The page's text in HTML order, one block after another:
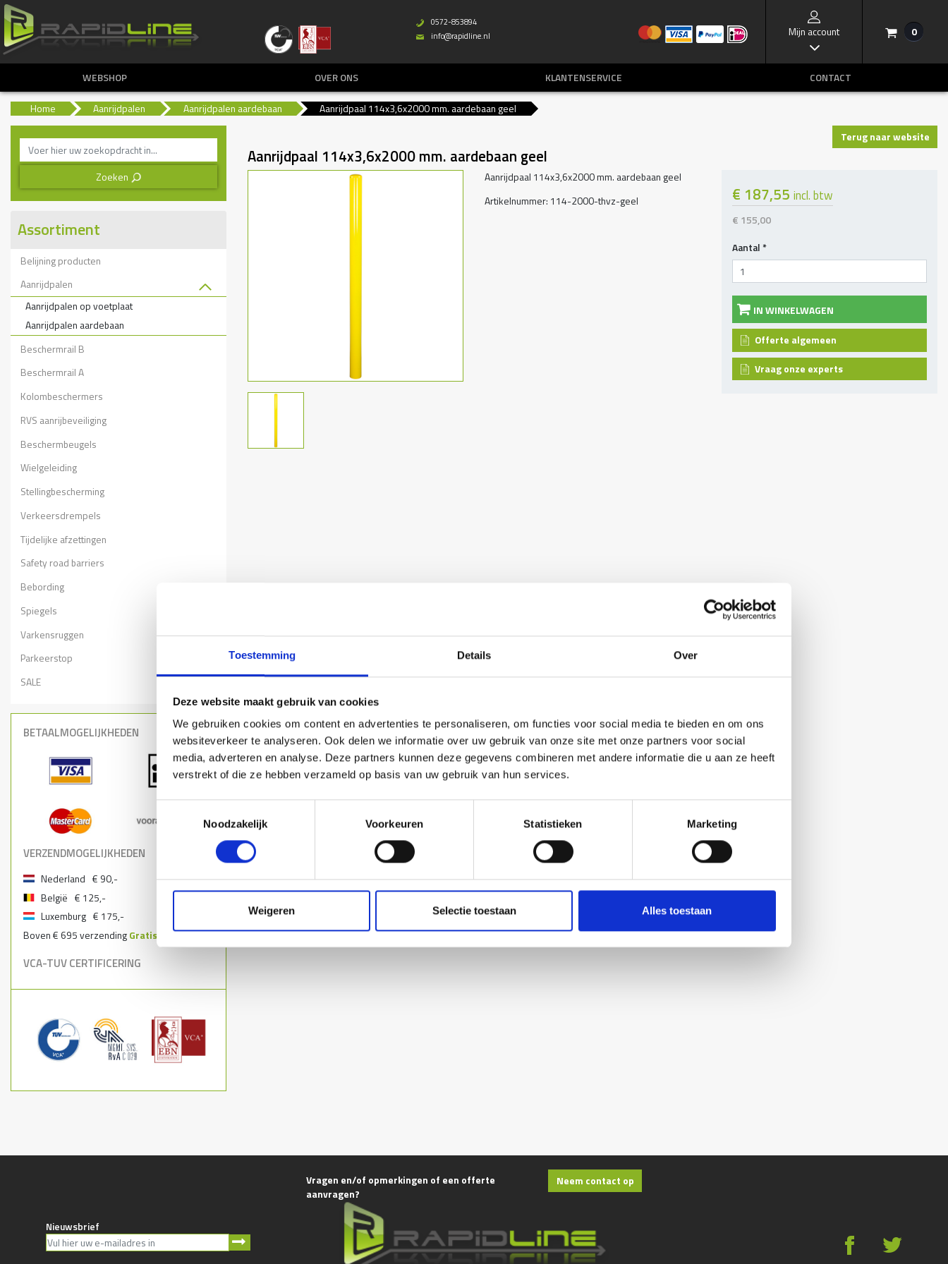
Toestemming Details Over
Deze website maakt gebruik van cookies
We gebruiken cookies om content en advertenties te personaliseren, om functies voor social media te bieden en om ons
websiteverkeer te analyseren. Ook delen we informatie over uw gebruik van onze site met onze partners voor social
media, adverteren en analyse. Deze partners kunnen deze gegevens combineren met andere informatie die u aan ze heeft
verstrekt of die ze hebben verzameld op basis van uw gebruik van hun services.
Noodzakelijk
Voorkeuren Statistieken Marketing
Weigeren Selectie toestaan Alles toestaan
b 0572-853894
% info@rapidline.nl Mijn account
I
/ 0
WEBSHOP OVER ONS KLANTENSERVICE CONTACT
Home Aanrijdpalen Aanrijdpalen aardebaan Aanrijdpaal 114x3,6x2000 mm. aardebaan geel
Zoeken 3
Assortiment
Belijning producten
Aanrijdpalen
Aanrijdpalen op voetplaat
Aanrijdpalen aardebaan
Beschermrail B
Beschermrail A
Kolombeschermers
RVS aanrijbeveiliging
Beschermbeugels
Wielgeleiding
Stellingbescherming
Verkeersdrempels
Tijdelijke afzettingen
Safety road barriers
Bebording
Spiegels
Varkensruggen
Parkeerstop
SALE
BETAALMOGELIJKHEDEN
VERZENDMOGELIJKHEDEN
Nederland € 90,-
België € 125,-
Luxemburg € 175,-
Boven € 695 verzendingGratis
VCA-TUV CERTIFICERING
Terug naar website
Aanrijdpaal 114x3,6x2000 mm. aardebaan geel
Aanrijdpaal 114x3,6x2000 mm. aardebaan geel
Artikelnummer: 114-2000-thvz-geel
€ 187,55 incl. btw
€ 155,00
Aantal*
IN WINKELWAGEN
Offerte algemeen
Vraag onze experts
Vragen en/of opmerkingen of een offerte
aanvragen?
Neem contact op
Nieuwsbrief
g *